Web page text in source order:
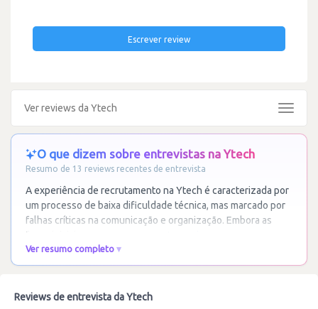
Escrever review
Ver reviews da Ytech
Toggle
O que dizem sobre entrevistas na Ytech
Resumo de 13 reviews recentes de entrevista
A experiência de recrutamento na Ytech é caracterizada por
um processo de baixa dificuldade técnica, mas marcado por
falhas críticas na comunicação e organização. Embora as
fases iniciais com os recursos
Ver resumo completo
Reviews de entrevista da Ytech